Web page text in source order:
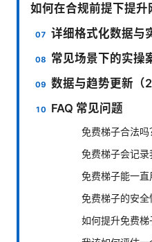
如何在合规前提下提升
详细格式化数据与
常见场景下的实操
数据与趋势更新（
FAQ 常见问题
免费梯子合法吗
免费梯子会记录
免费梯子能一直
免费梯子的安全
如何提升免费梯